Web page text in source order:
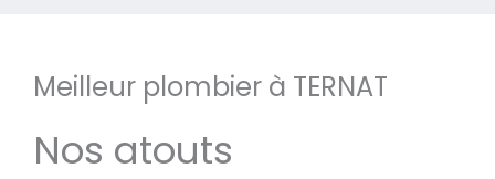
Meilleur plombier à TERNAT
Nos atouts